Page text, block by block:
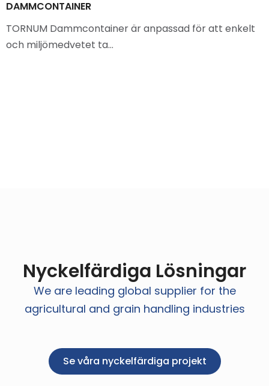
DAMMCONTAINER
TORNUM Dammcontainer är anpassad för att enkelt
och miljömedvetet ta…
Nyckelfärdiga Lösningar
We are leading global supplier for the
agricultural and grain handling industries
Se våra nyckelfärdiga projekt